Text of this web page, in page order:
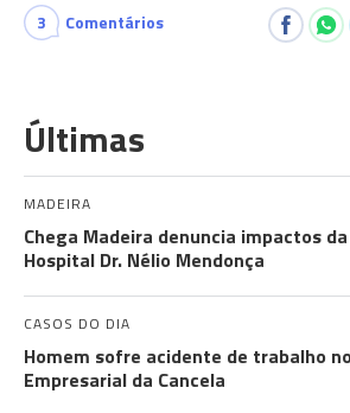
3 Comentários
Últimas
MADEIRA
Chega Madeira denuncia impactos
Hospital Dr. Nélio Mendonça
CASOS DO DIA
Homem sofre acidente de trabalho
Empresarial da Cancela